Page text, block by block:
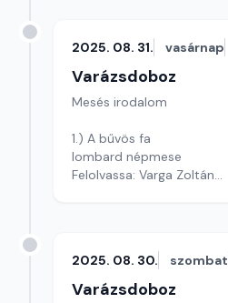
2025. 08. 31. vasárnap
Varázsdoboz
Mesés irodalom
1.) A bűvös fa
lombard népmese
Felolvassa: Varga Zoltán
2025. 08. 30. szombat
Varázsdoboz